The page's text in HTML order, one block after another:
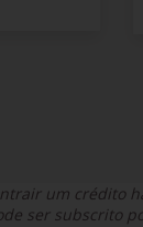
um
ser subscrito